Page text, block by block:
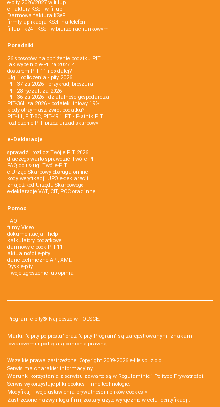
e-pity 2026/2027 w fillup
e‑Faktury KSeF w fillup
Darmowa faktura KSeF
firmly aplikacja KSeF na telefon
fillup | k24 - KSeF w biurze rachunkowym
Poradniki
26 sposobów na obniżenie podatku PIT
jak wypełnić e-PIT'a 2027 ?
dostałem PIT-11 i co dalej?
ulgi i odliczenia - pity 2026
PIT-37 za 2026 - przykład, broszura
PIT-28 ryczałt za 2026
PIT-36 za 2026 - działalność gospodarcza
PIT-36L za 2026 - podatek liniowy 19%
kiedy otrzymasz zwrot podatku?
PIT-11, PIT-8C, PIT-4R i IFT - Płatnik PIT
rozliczenie PIT przez urząd skarbowy
e-Deklaracje
sprawdź i rozlicz Twój e PIT 2026
dlaczego warto sprawdzić Twój e-PIT
FAQ do usługi Twój e-PIT
e-Urząd Skarbowy obsługa online
kody weryfikacji UPO e-deklaracji
znajdź kod Urzędu Skarbowego
e-deklaracje VAT, CIT, PCC oraz inne
Pomoc
FAQ
filmy Video
dokumentacja - help
kalkulatory podatkowe
darmowy e-book PIT-11
aktualności e-pity
dane techniczne API, XML
Dysk e-pity
Twoje zgłoszenie lub opinia
Program e-pity® Najlepsze w POLSCE.
Marki: "e-pity po prostu" oraz "e-pity Program" są zarejestrowanymi znakami
towarowymi i podlegają ochronie prawnej.
Wszelkie prawa zastrzeżone. Copyright 2009-2026 e-file sp. z o.o.
Serwis ma charakter informacyjny.
Warunki korzystania z serwisu zawarte są w Regulaminie i Polityce Prywatności.
Serwis wykorzystuje pliki cookies i inne technologie.
Modyfikuj Twoje ustawienia prywatności i plików cookies »
Zastrzeżone nazwy i loga firm, zostały użyte wyłącznie w celu identyfikacji.